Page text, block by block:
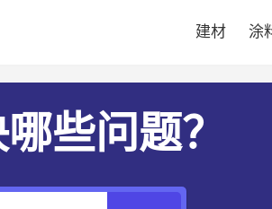
建材 涂
些问题？